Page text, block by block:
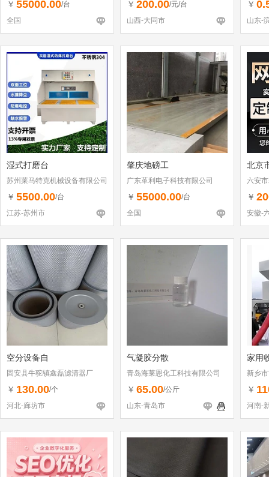
￥ 55000.00/台
全国
￥ 200.00/元/台
山西-大同市
￥
山东-
湿式打磨台
苏州莱马特克机械设备有限公司
￥ 5500.00/台
江苏-苏州市
肇庆地磅工
广东革利电子科技有限公司
￥ 55000.00/台
全国
北京
六安
￥
安徽-
空分设备自
固安县牛驼镇鑫磊滤清器厂
￥ 130.00/个
河北-廊坊市
气凝胶分散
青岛海莱恩化工科技有限公司
￥ 65.00/公斤
山东-青岛市
家用
新乡
￥
河南-